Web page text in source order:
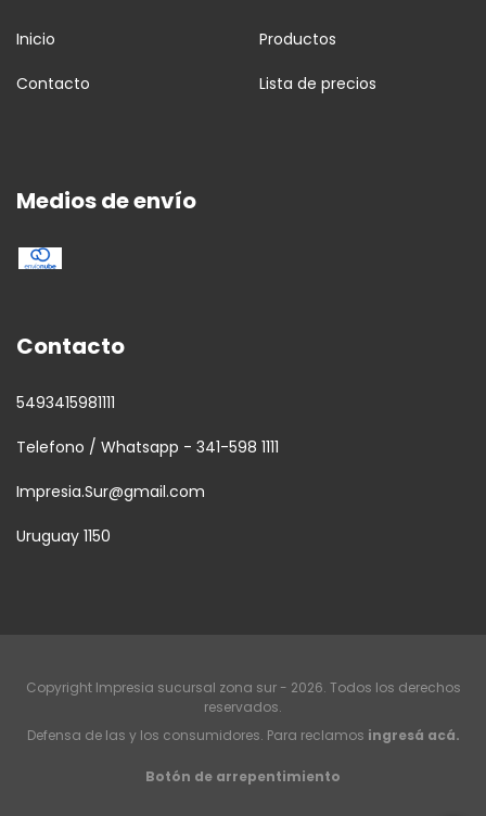
Inicio Productos
Contacto Lista de precios
Medios de envío
Contacto
5493415981111
Telefono / Whatsapp - 341-598 1111
Impresia.Sur@gmail.com
Uruguay 1150
Copyright Impresia sucursal zona sur - 2026. Todos los derechos
reservados.
Defensa de las y los consumidores. Para reclamos ingresá acá.
Botón de arrepentimiento